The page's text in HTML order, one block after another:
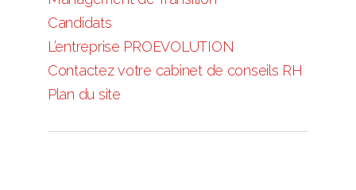
Candidats
L’entreprise PROEVOLUTION
Contactez votre cabinet de conseils RH
Plan du site